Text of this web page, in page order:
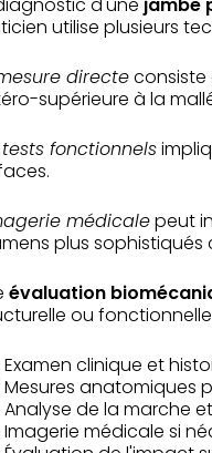
utilise plusieurs
directeconsiste
supérieure à la
tests fonctionnels
médicalepeut
plus sophistiqués
évaluation
ou
Examen clinique et
Mesures anatomiques
Analyse de la marche
Imagerie médicale si